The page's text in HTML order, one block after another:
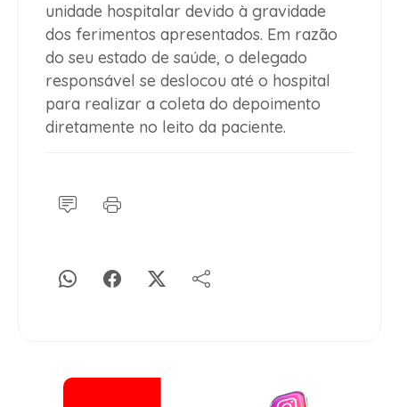
unidade hospitalar devido à gravidade
dos ferimentos apresentados. Em razão
do seu estado de saúde, o delegado
responsável se deslocou até o hospital
para realizar a coleta do depoimento
diretamente no leito da paciente.